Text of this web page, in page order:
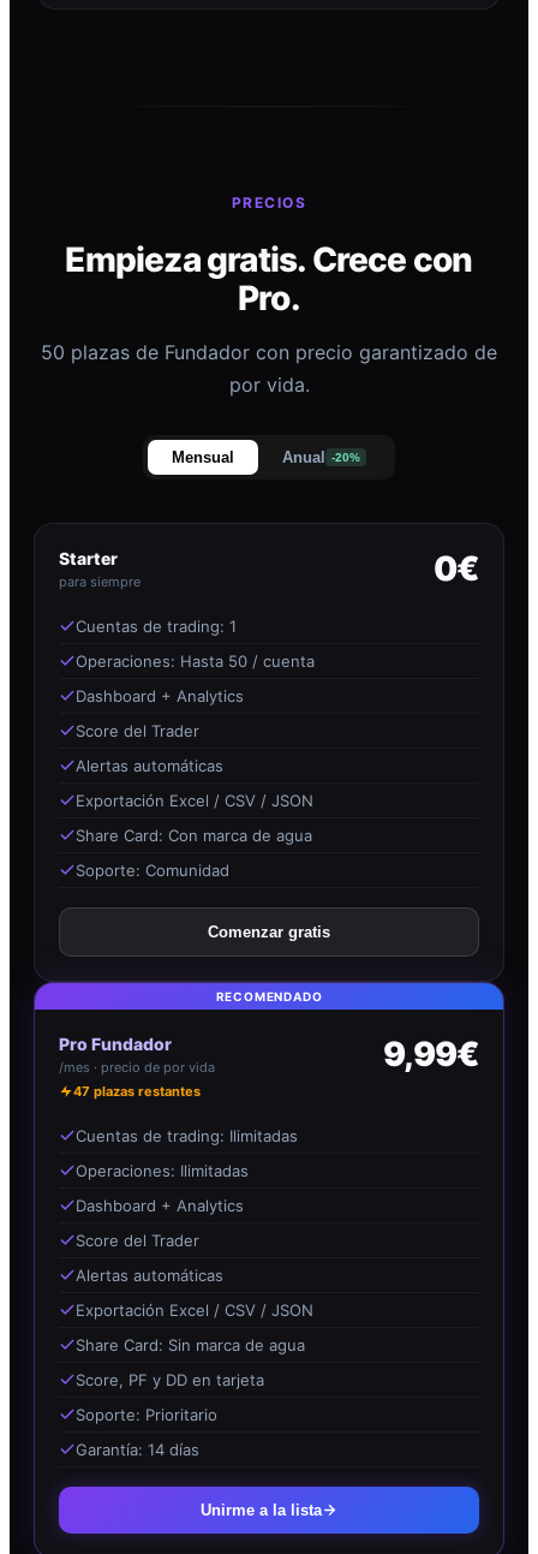
PRECIOS
Empieza gratis. Crece con
Pro.
50 plazas de Fundador con precio garantizado de
por vida.
Mensual Anual -20%
Starter
para siempre 0€
Cuentas de trading: 1
Operaciones: Hasta 50 / cuenta
Dashboard + Analytics
Score del Trader
Alertas automáticas
Exportación Excel / CSV / JSON
Share Card: Con marca de agua
Soporte: Comunidad
Comenzar gratis
RECOMENDADO
Pro Fundador
/mes · precio de por vida
47 plazas restantes
9,99€
Cuentas de trading: Ilimitadas
Operaciones: Ilimitadas
Dashboard + Analytics
Score del Trader
Alertas automáticas
Exportación Excel / CSV / JSON
Share Card: Sin marca de agua
Score, PF y DD en tarjeta
Soporte: Prioritario
Garantía: 14 días
Unirme a la lista